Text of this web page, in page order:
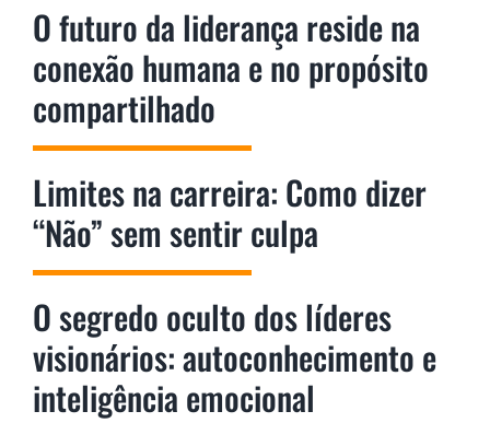
O futuro da liderança reside na
conexão humana e no propósito
compartilhado
Limites na carreira: Como dizer
“Não” sem sentir culpa
O segredo oculto dos líderes
visionários: autoconhecimento e
inteligência emocional